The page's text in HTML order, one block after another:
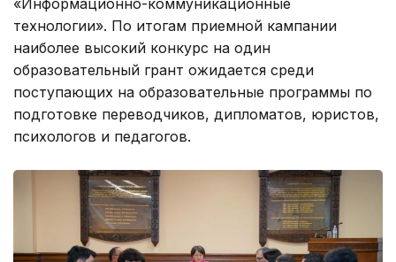
технологии». По итогам приемной кампании
наиболее высокий конкурс на один
образовательный грант ожидается среди
поступающих на образовательные программы по
подготовке переводчиков, дипломатов, юристов,
психологов и педагогов.